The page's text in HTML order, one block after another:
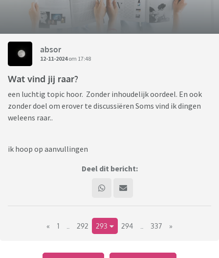
absor
12-11-2024om 17:48
Wat vind jij raar?
een luchtig topic hoor. Zonder inhoudelijk oordeel. En ook
zonder doel om erover te discussiëren Soms vind ik dingen
weleens raar..
ik hoop op aanvullingen
Deel dit bericht:
« 1 292 293 294 337 »